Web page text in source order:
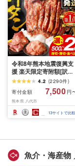
令和8年熊本地震復興支
援 楽天限定寄附額[訳あ
り]牛タン 500g〜2kg 肉
牛肉 訳あり 牛タン 冷凍
小分け 厚切り 薄切り 食
べ比べ 500g 1kg 1.5kg
2kg 牛 人気 ビーフ 牛た
ん ふるさと納税 ランキ
4.2 (2290件)
寄付金額
7,500 円
熊本県 八代市
13サイトで比較
魚介・海産物